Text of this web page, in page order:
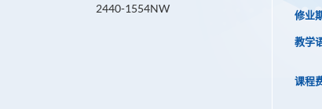
2440-1554NW
修业
教学
课程